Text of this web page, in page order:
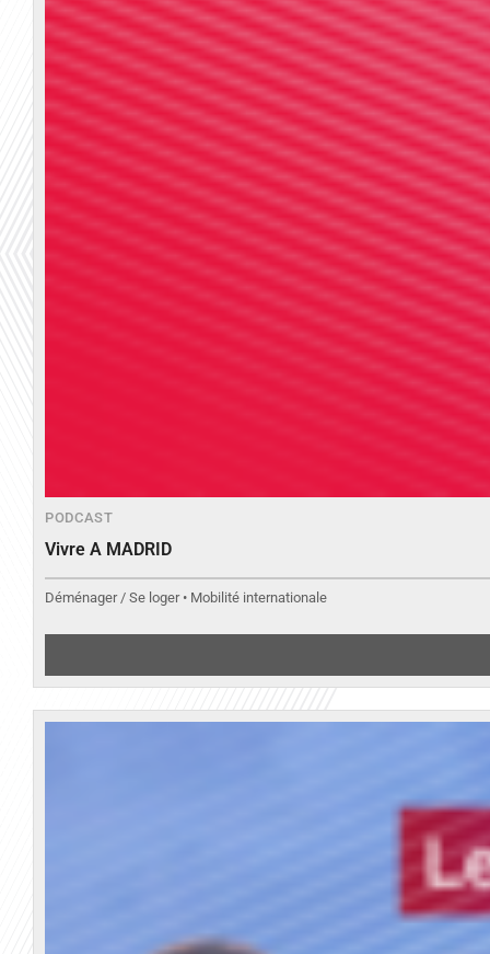
PODCAST
Vivre A MADRID
Déménager / Se loger • Mobilité internationale